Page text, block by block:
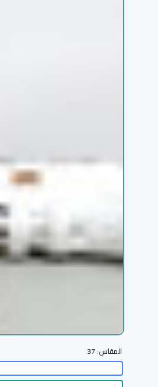
المقاس:37